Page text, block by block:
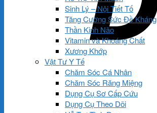
Sinh Lý – Nội Tiết Tố
Tăng Cường Sức Đề Kháng
Thần Kinh Não
Vitamin và Khoáng Chất
Xương Khớp
Vật Tư Y Tế
Chăm Sóc Cá Nhân
Chăm Sóc Răng Miệng
Dụng Cụ Sơ Cấp Cứu
Dụng Cụ Theo Dõi